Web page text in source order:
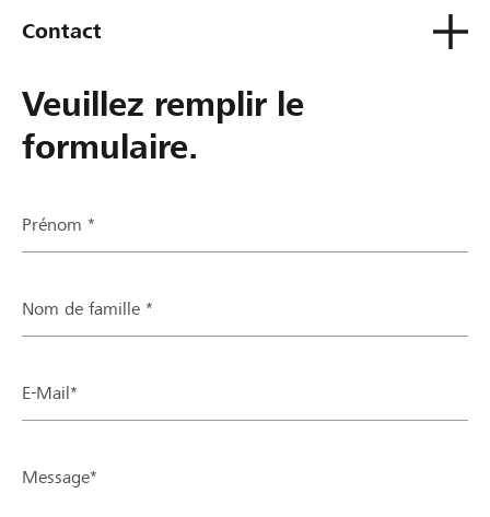
Contact
Veuillez remplir le
formulaire.
Prénom *
Nom de famille *
E-Mail*
Message*